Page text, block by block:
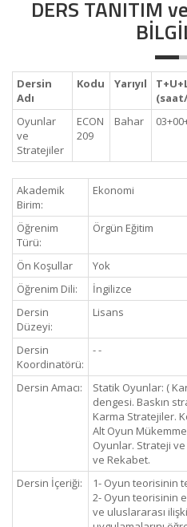
DERS TANITIM
Dersin
Adı
Kodu Yarıyıl
Oyunlar
ve
Stratejiler
ECON
209
Bahar
Akademik
Birim:
Ekonomi
Öğrenim
Türü:
Örgün Eğitim
Ön Koşullar
Yok
Öğrenim Dili:
İngilizce
Dersin
Düzeyi:
Lisans
Dersin
Koordinatörü:
- -
Dersin Amacı:
Statik Oyunlar: (
dengesi. Baskın
Karma Stratejiler.
Alt Oyun
Oyunlar. Strateji
ve Rekabet.
Dersin İçeriği:
1- Oyun teorisinin
2- Oyun teorisinin
ve uluslararası